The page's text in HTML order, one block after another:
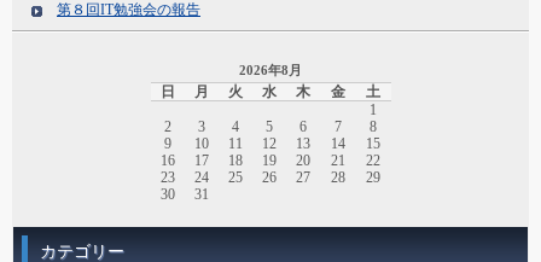
第８回IT勉強会の報告
2026年8月
日 月 火 水 木 金
土
1
2
3 4 5 6 7
8
9
10 11 12 13 14
15
16
17 18 19 20 21
22
23
24 25 26 27 28
29
30
31
カテゴリー